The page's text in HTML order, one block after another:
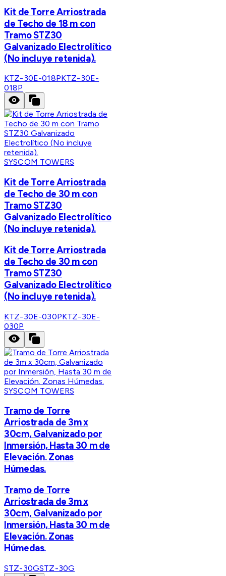
Kit de Torre Arriostrada
de Techo de 18 m con
Tramo STZ30
Galvanizado Electrolítico
(No incluye retenida).
KTZ-30E-018PKTZ-30E-
018P
SYSCOM TOWERS
Kit de Torre Arriostrada
de Techo de 30 m con
Tramo STZ30
Galvanizado Electrolítico
(No incluye retenida).
Kit de Torre Arriostrada
de Techo de 30 m con
Tramo STZ30
Galvanizado Electrolítico
(No incluye retenida).
KTZ-30E-030PKTZ-30E-
030P
SYSCOM TOWERS
Tramo de Torre
Arriostrada de 3m x
30cm, Galvanizado por
Inmersión, Hasta 30 m de
Elevación. Zonas
Húmedas.
Tramo de Torre
Arriostrada de 3m x
30cm, Galvanizado por
Inmersión, Hasta 30 m de
Elevación. Zonas
Húmedas.
STZ-30GSTZ-30G